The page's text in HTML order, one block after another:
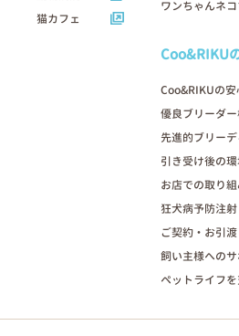
猫カフェ
ワンちゃんネ
Coo&RIKU
Coo&RIKUの安
優良ブリーダ
先進的ブリー
引き受け後の
お店での取り組
狂犬病予防注
ご契約・お引
飼い主様へのサ
ペットライフ